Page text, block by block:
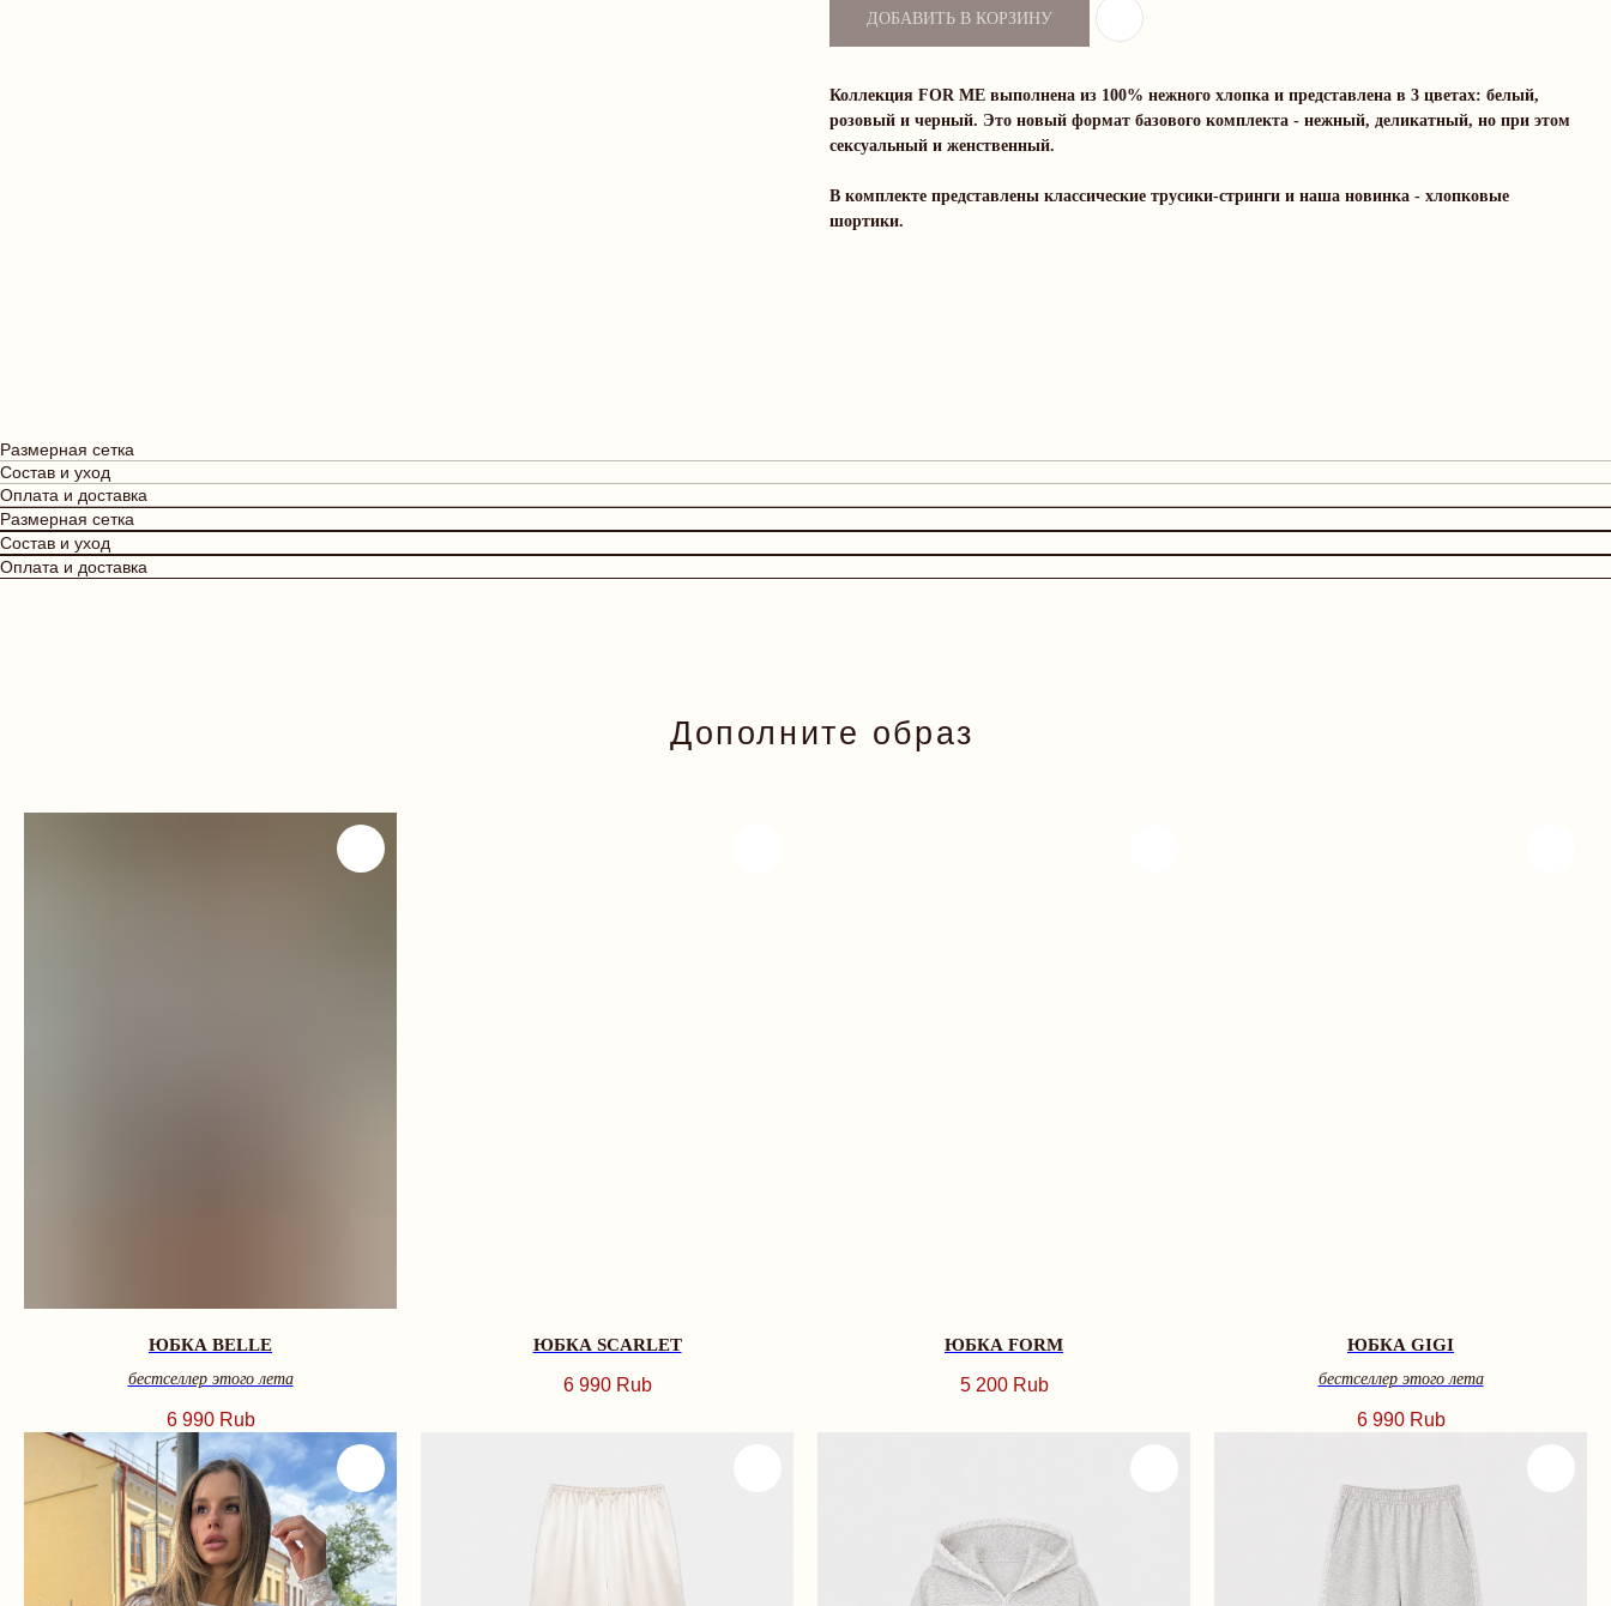
ДОБАВИТЬ В КОРЗИНУ
Коллекция FOR ME выполнена из 100% нежного хлопка и представлена в 3 цветах: белый,
розовый и черный. Это новый формат базового комплекта - нежный, деликатный, но при этом
сексуальный и женственный.
В комплекте представлены классические трусики-стринги и наша новинка - хлопковые
шортики.
Размерная сетка
Состав и уход
Оплата и доставка
Размерная сетка
Состав и уход
Оплата и доставка
Дополните образ
ЮБКА BELLE
бестселлер этого лета
6 990 Rub
ЮБКА SCARLET
6 990 Rub
ЮБКА FORM
5 200 Rub
ЮБКА GIGI
бестселлер этого лета
6 990 Rub